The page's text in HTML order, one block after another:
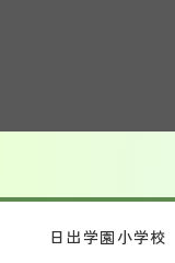
日出学園小学校